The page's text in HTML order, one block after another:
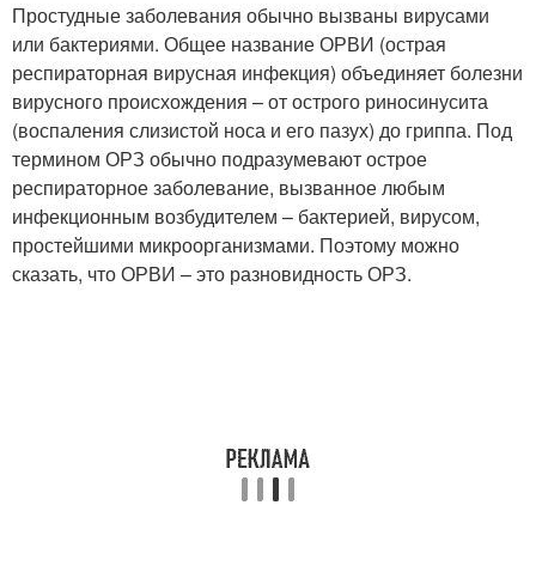
Простудные заболевания обычно вызваны вирусами
или бактериями. Общее название ОРВИ (острая
респираторная вирусная инфекция) объединяет болезни
вирусного происхождения – от острого риносинусита
(воспаления слизистой носа и его пазух) до гриппа. Под
термином ОРЗ обычно подразумевают острое
респираторное заболевание, вызванное любым
инфекционным возбудителем – бактерией, вирусом,
простейшими микроорганизмами. Поэтому можно
сказать, что ОРВИ – это разновидность ОРЗ.